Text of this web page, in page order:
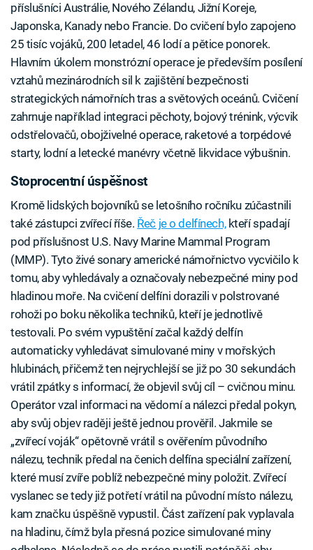
příslušníci Austrálie, Nového Zélandu, Jižní Koreje,
Japonska, Kanady nebo Francie. Do cvičení bylo zapojeno
25 tisíc vojáků, 200 letadel, 46 lodí a pětice ponorek.
Hlavním úkolem monstrózní operace je především posílení
vztahů mezinárodních sil k zajištění bezpečnosti
strategických námořních tras a světových oceánů. Cvičení
zahrnuje například integraci pěchoty, bojový trénink, výcvik
odstřelovačů, obojživelné operace, raketové a torpédové
starty, lodní a letecké manévry včetně likvidace výbušnin.
Stoprocentní úspěšnost
Kromě lidských bojovníků se letošního ročníku zúčastnili
také zástupci zvířecí říše. Řeč je o delfínech,kteří spadají
pod příslušnost U.S. Navy Marine Mammal Program
(MMP). Tyto živé sonary americké námořnictvo vycvičilo k
tomu, aby vyhledávaly a označovaly nebezpečné miny pod
hladinou moře. Na cvičení delfíni dorazili v polstrované
rohoži po boku několika techniků, kteří je jednotlivě
testovali. Po svém vypuštění začal každý delfín
automaticky vyhledávat simulované miny v mořských
hlubinách, přičemž ten nejrychlejší se již po 30 sekundách
vrátil zpátky s informací, že objevil svůj cíl – cvičnou minu.
Operátor vzal informaci na vědomí a nálezci předal pokyn,
aby svůj objev raději ještě jednou prověřil. Jakmile se
„zvířecí voják“ opětovně vrátil s ověřením původního
nálezu, technik předal na čenich delfína speciální zařízení,
které musí zvíře poblíž nebezpečné miny položit. Zvířecí
vyslanec se tedy již potřetí vrátil na původní místo nálezu,
kam značku úspěšně vypustil. Část zařízení pak vyplavala
na hladinu, čímž byla přesná pozice simulované miny